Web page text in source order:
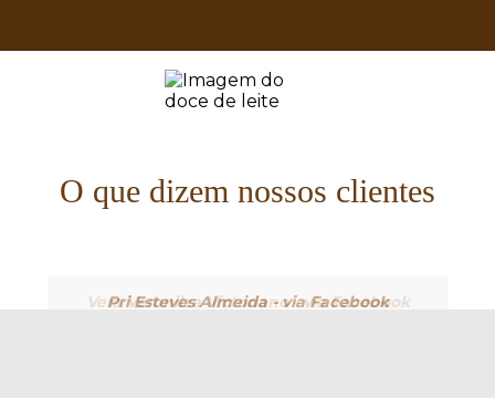
O que dizem nossos clientes
Vera Veronilza Victoriano - via Facebook
Pri Esteves Almeida - via Facebook